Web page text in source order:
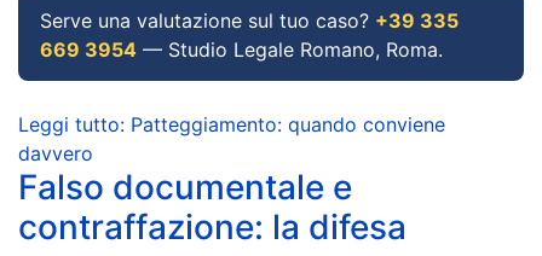
Serve una valutazione sul tuo caso? +39 335
669 3954 — Studio Legale Romano, Roma.
Leggi tutto: Patteggiamento: quando conviene
davvero
Falso documentale e
contraffazione: la difesa